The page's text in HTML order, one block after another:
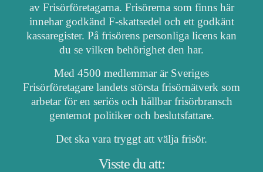
av Frisörföretagarna. Frisörerna som finns här
innehar godkänd F-skattsedel och ett godkänt
kassaregister. På frisörens personliga licens kan
du se vilken behörighet den har.
Med 4500 medlemmar är Sveriges
Frisörföretagare landets största frisörnätverk som
arbetar för en seriös och hållbar frisörbransch
gentemot politiker och beslutsfattare.
Det ska vara tryggt att välja frisör.
Visste du att: